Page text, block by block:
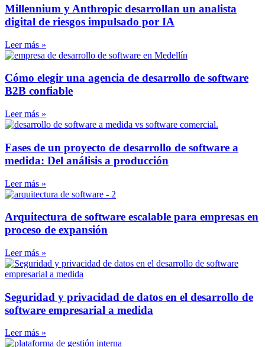
Millennium y Anthropic desarrollan un analista
digital de riesgos impulsado por IA
Leer más »
Cómo elegir una agencia de desarrollo de software
B2B confiable
Leer más »
Fases de un proyecto de desarrollo de software a
medida: Del análisis a producción
Leer más »
Arquitectura de software escalable para empresas en
proceso de expansión
Leer más »
Seguridad y privacidad de datos en el desarrollo de
software empresarial a medida
Leer más »